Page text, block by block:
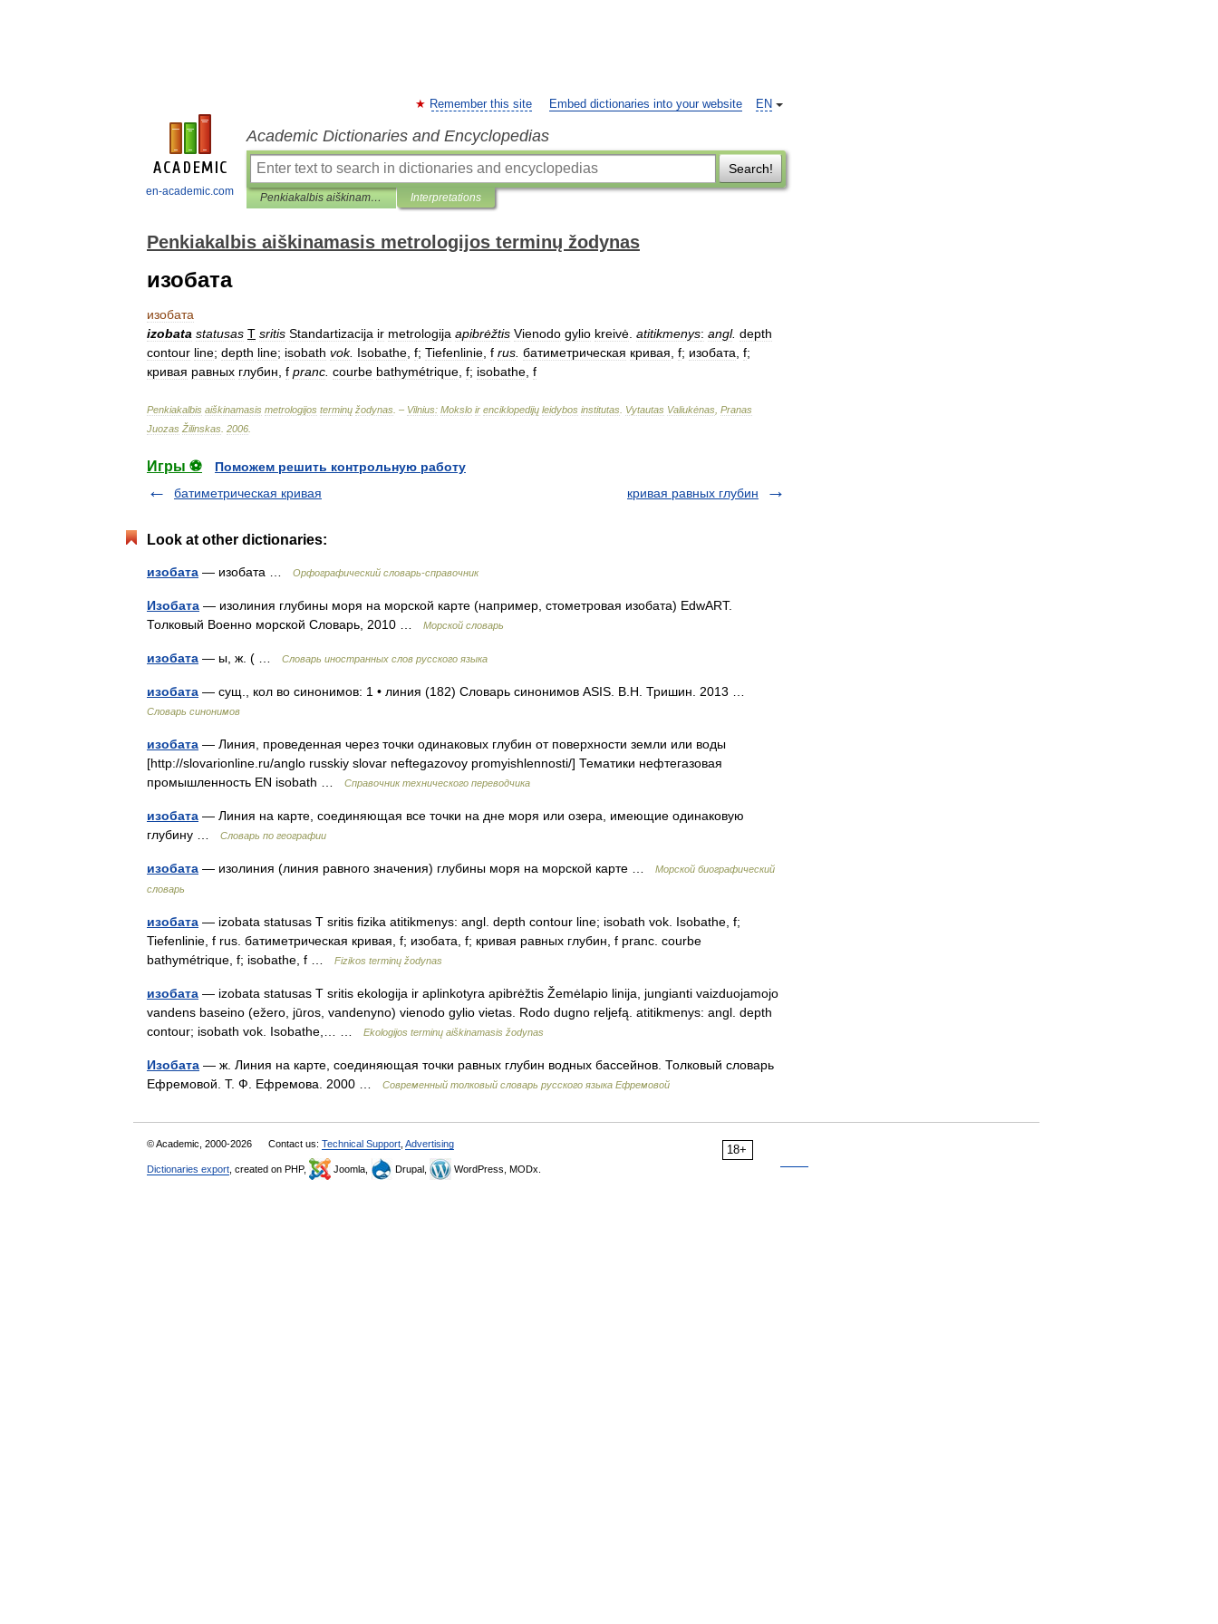
en-academic.com
EN
Remember this site Embed dictionaries into your website
Academic Dictionaries and Encyclopedias
Search!
Penkiakalbis aiškinamasis metrologijos terminų žodynas Interpretations
Penkiakalbis aiškinamasis metrologijos terminų žodynas
изобата
изобата
izobata statusas T sritis Standartizacija ir metrologija apibrėžtis Vienodo gylio kreivė atitikmenys: angl. depth
contour line; depth line; isobath vok. Isobathe f; Tiefenlinie f rus батиметрическая кривая f; изобата f;
кривая равных глубин f pranc courbe bathymétrique f; isobathe f
Penkiakalbis aiškinamasis metrologijos terminų žodynas . – Vilnius: Mokslo ir enciklopedijų leidybos institutas Vytautas Valiukėnas Pranas
Juozas Žilinskas 2006
Игры ⚽
Поможем решить контрольную работу
батиметрическая кривая
кривая равных глубин
Look at other dictionaries:
изобата — изобата … Орфографический словарь-справочник
Изобата — изолиния глубины моря на морской карте (например, стометровая изобата) EdwART.
Толковый Военно морской Словарь, 2010 …
Морской словарь
изобата — ы, ж. ( … Словарь иностранных слов русского языка
изобата — сущ., кол во синонимов: 1 • линия (182) Словарь синонимов ASIS. В.Н. Тришин. 2013 …
Словарь синонимов
изобата — Линия, проведенная через точки одинаковых глубин от поверхности земли или воды
[http://slovarionline.ru/anglo russkiy slovar neftegazovoy promyishlennosti/] Тематики нефтегазовая
промышленность EN isobath …
Справочник технического переводчика
изобата — Линия на карте, соединяющая все точки на дне моря или озера, имеющие одинаковую
глубину …
Словарь по географии
изобата — изолиния (линия равного значения) глубины моря на морской карте …
Морской биографический
словарь
изобата — izobata statusas T sritis fizika atitikmenys: angl. depth contour line; isobath vok. Isobathe, f;
Tiefenlinie, f rus. батиметрическая кривая, f; изобата, f; кривая равных глубин, f pranc. courbe
bathymétrique, f; isobathe, f …
Fizikos terminų žodynas
изобата — izobata statusas T sritis ekologija ir aplinkotyra apibrėžtis Žemėlapio linija, jungianti vaizduojamojo
vandens baseino (ežero, jūros, vandenyno) vienodo gylio vietas. Rodo dugno reljefą. atitikmenys: angl. depth
contour; isobath vok. Isobathe,… …
Ekologijos terminų aiškinamasis žodynas
Изобата — ж. Линия на карте, соединяющая точки равных глубин водных бассейнов. Толковый словарь
Ефремовой. Т. Ф. Ефремова. 2000 …
Современный толковый словарь русского языка Ефремовой
18+
© Academic, 2000-2026 Contact us: Technical Support Advertising
Dictionaries export , created on PHP, Joomla, Drupal, WordPress, MODx.